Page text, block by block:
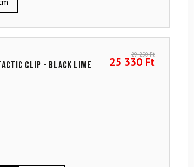
CLIP - Black Lime
29 250Ft
25 330 Ft